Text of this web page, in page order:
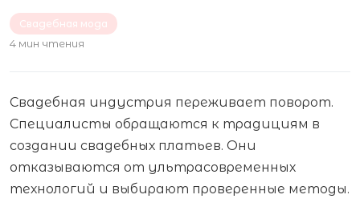
Свадебная мода
4 мин чтения
Свадебная индустрия переживает поворот.
Специалисты обращаются к традициям в
создании свадебных платьев. Они
отказываются от ультрасовременных
технологий и выбирают проверенные методы.